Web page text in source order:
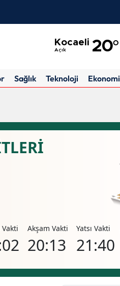
Kocaeli
Açık 20°
Adıyaman
Bilecik
Sağlık Teknoloji Ekonomi
Akşam Vakti
20:13
Yatsı Vakti
21:40